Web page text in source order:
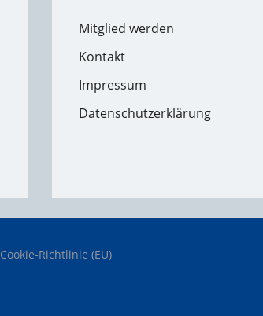
Mitglied werden
Kontakt
Impressum
Datenschutzerklärung
Cookie-Richtlinie (EU)